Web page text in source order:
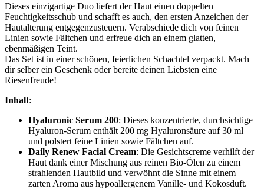
Dieses einzigartige Duo liefert der Haut einen doppelten
Feuchtigkeitsschub und schafft es auch, den ersten Anzeichen der
Hautalterung entgegenzusteuern. Verabschiede dich von feinen
Linien sowie Fältchen und erfreue dich an einem glatten,
ebenmäßigen Teint.
Das Set ist in einer schönen, feierlichen Schachtel verpackt. Mach
dir selber ein Geschenk oder bereite deinen Liebsten eine
Riesenfreude!
Inhalt:
Hyaluronic Serum 200: Dieses konzentrierte, durchsichtige
Hyaluron-Serum enthält 200 mg Hyaluronsäure auf 30 ml
und polstert feine Linien sowie Fältchen auf.
Daily Renew Facial Cream: Die Gesichtscreme verhilft der
Haut dank einer Mischung aus reinen Bio-Ölen zu einem
strahlenden Hautbild und verwöhnt die Sinne mit einem
zarten Aroma aus hypoallergenem Vanille- und Kokosduft.